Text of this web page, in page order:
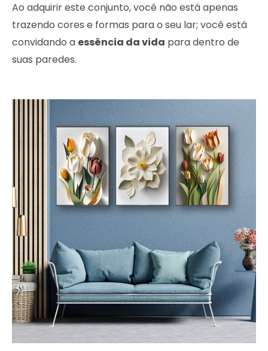
Ao adquirir este conjunto, você não está apenas
trazendo cores e formas para o seu lar; você está
convidando a essência da vida para dentro de
suas paredes.